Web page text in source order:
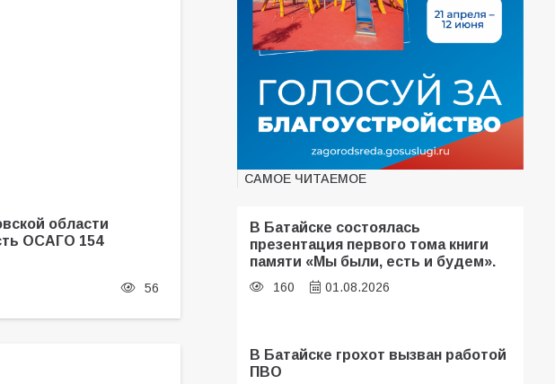
области
ОСАГО 154
56
САМОЕ ЧИТАЕМОЕ
В Батайске состоялась
презентация первого тома книги
памяти «Мы были, есть и будем».
160 01.08.2026
В Батайске грохот вызван работой
ПВО